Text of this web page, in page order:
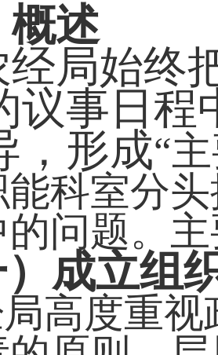
概述
经局始终
议事日程
，形成“
科室分
问题。
成立组
高度重